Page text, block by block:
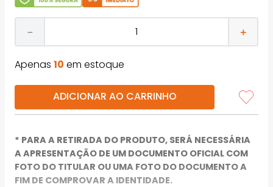
＋
－
Apenas 10 em estoque
ADICIONAR AO CARRINHO
* PARA A RETIRADA DO PRODUTO, SERÁ NECESSÁRIA
A APRESENTAÇÃO DE UM DOCUMENTO OFICIAL COM
FOTO DO TITULAR OU UMA FOTO DO DOCUMENTO A
FIM DE COMPROVAR A IDENTIDADE.